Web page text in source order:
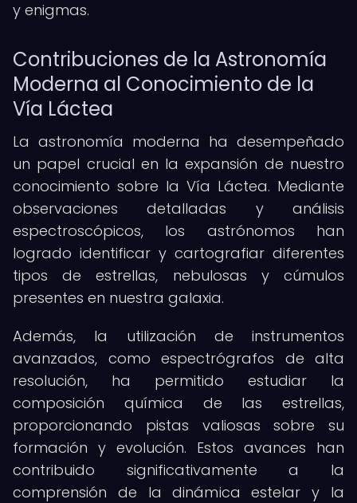
y enigmas.
Contribuciones de la Astronomía
Moderna al Conocimiento de la
Vía Láctea
La astronomía moderna ha desempeñado
un papel crucial en la expansión de nuestro
conocimiento sobre la Vía Láctea. Mediante
observaciones detalladas y análisis
espectroscópicos, los astrónomos han
logrado identificar y cartografiar diferentes
tipos de estrellas, nebulosas y cúmulos
presentes en nuestra galaxia.
Además, la utilización de instrumentos
avanzados, como espectrógrafos de alta
resolución, ha permitido estudiar la
composición química de las estrellas,
proporcionando pistas valiosas sobre su
formación y evolución. Estos avances han
contribuido significativamente a la
comprensión de la dinámica estelar y la